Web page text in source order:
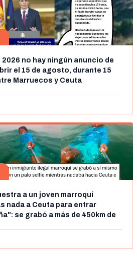
2026 no hay ningún anuncio de
el 15 de agosto, durante 15
Marruecos y Ceuta
a un joven marroquí
nada a Ceuta para entrar
se grabó a más de 450km de